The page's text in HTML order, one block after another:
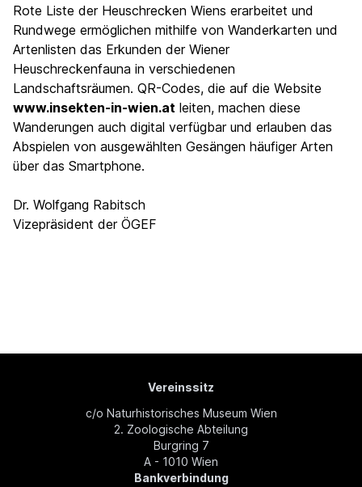
Rote Liste der Heuschrecken Wiens erarbeitet und
Rundwege ermöglichen mithilfe von Wanderkarten und
Artenlisten das Erkunden der Wiener
Heuschreckenfauna in verschiedenen
Landschaftsräumen. QR-Codes, die auf die Website
www.insekten-in-wien.at leiten, machen diese
Wanderungen auch digital verfügbar und erlauben das
Abspielen von ausgewählten Gesängen häufiger Arten
über das Smartphone.
Dr. Wolfgang Rabitsch
Vizepräsident der ÖGEF
Vereinssitz
c/o Naturhistorisches Museum Wien
2. Zoologische Abteilung
Burgring 7
A - 1010 Wien
Bankverbindung